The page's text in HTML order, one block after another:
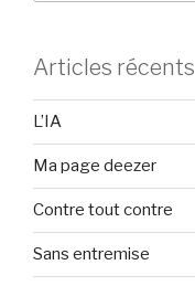
Articles récents
L’IA
Ma page deezer
Contre tout contre
Sans entremise